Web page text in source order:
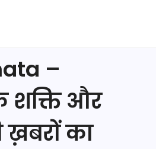
–
शक्ति और
ख़बरों का